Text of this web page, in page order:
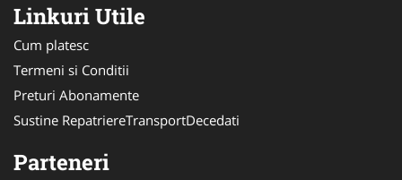
Linkuri Utile
Cum platesc
Termeni si Conditii
Preturi Abonamente
Sustine RepatriereTransportDecedati
Parteneri